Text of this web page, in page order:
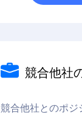
競合他社
競合他社とのポジ